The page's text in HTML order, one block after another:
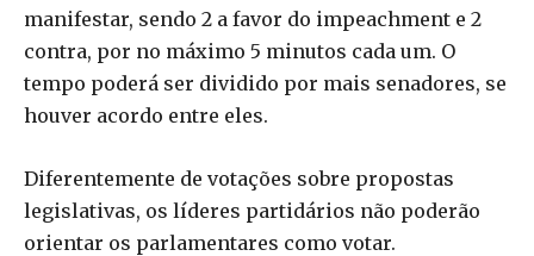
manifestar, sendo 2 a favor do impeachment e 2
contra, por no máximo 5 minutos cada um. O
tempo poderá ser dividido por mais senadores, se
houver acordo entre eles.
Diferentemente de votações sobre propostas
legislativas, os líderes partidários não poderão
orientar os parlamentares como votar.